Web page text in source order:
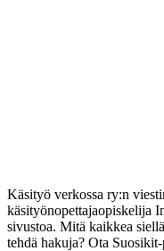
Käsityö verkossa ry:n
käsityönopettajaopiskelija
sivustoa. Mitä kaikkea
tehdä hakuja? Ota